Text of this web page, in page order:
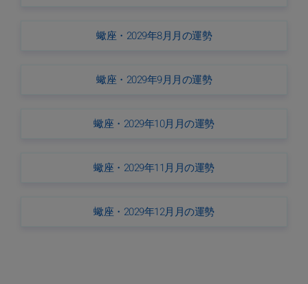
蠍座・2029年8月月の運勢
蠍座・2029年9月月の運勢
蠍座・2029年10月月の運勢
蠍座・2029年11月月の運勢
蠍座・2029年12月月の運勢